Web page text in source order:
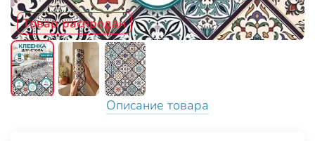
Товар распродан
Описание товара